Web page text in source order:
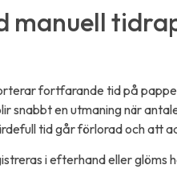
manuell
fortfarande tid på
snabbt en utmaning när
tid går förlorad och att
i efterhand eller glöms